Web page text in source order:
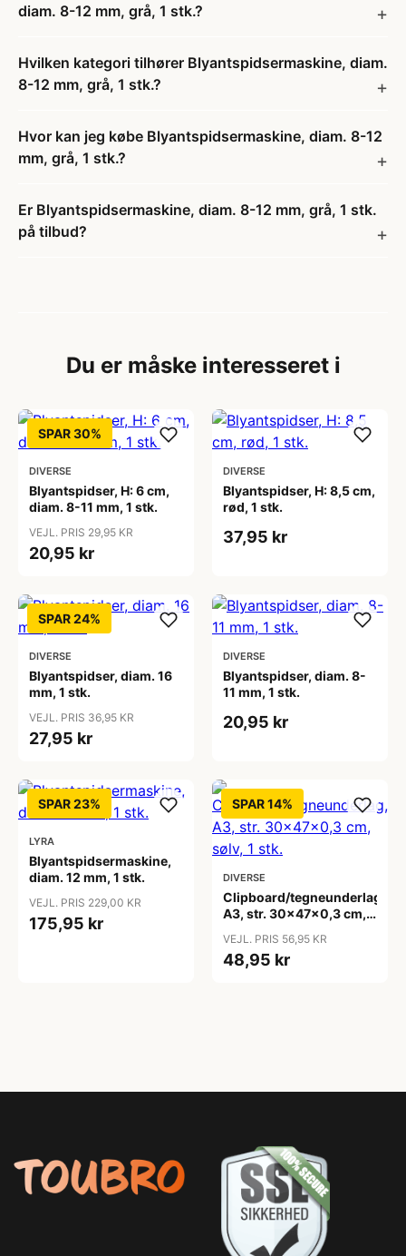
diam. 8-12 mm, grå, 1 stk.?
Hvilken kategori tilhører Blyantspidsermaskine, diam.
8-12 mm, grå, 1 stk.?
Hvor kan jeg købe Blyantspidsermaskine, diam. 8-12
mm, grå, 1 stk.?
Er Blyantspidsermaskine, diam. 8-12 mm, grå, 1 stk.
på tilbud?
Du er måske interesseret i
SPAR 30%
DIVERSE
Blyantspidser, H: 6 cm,
diam. 8-11 mm, 1 stk.
VEJL. PRIS 29,95 KR
20,95 kr
DIVERSE
Blyantspidser, H: 8,5 cm,
rød, 1 stk.
37,95 kr
SPAR 24%
DIVERSE
Blyantspidser, diam. 16
mm, 1 stk.
VEJL. PRIS 36,95 KR
27,95 kr
DIVERSE
Blyantspidser, diam. 8-
11 mm, 1 stk.
20,95 kr
SPAR 23%
LYRA
Blyantspidsermaskine,
diam. 12 mm, 1 stk.
VEJL. PRIS 229,00 KR
175,95 kr
SPAR 14%
DIVERSE
Clipboard/tegneunderlag,
A3, str. 30x47x0,3 cm,
VEJL. PRIS 56,95 KR
48,95 kr